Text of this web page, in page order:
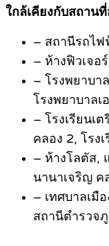
ใกล้เคียงกับสถาน
– สถานีรถไฟ
– ห้างฟิวเจอ
– โรงพยาบา
โรงพยาบาลเ
– โรงเรียนเ
คลอง 2, โรง
– ห้างโลตัส,
นานาเจริญ ค
– เทศบาลเมื
สถานีตำรวจ